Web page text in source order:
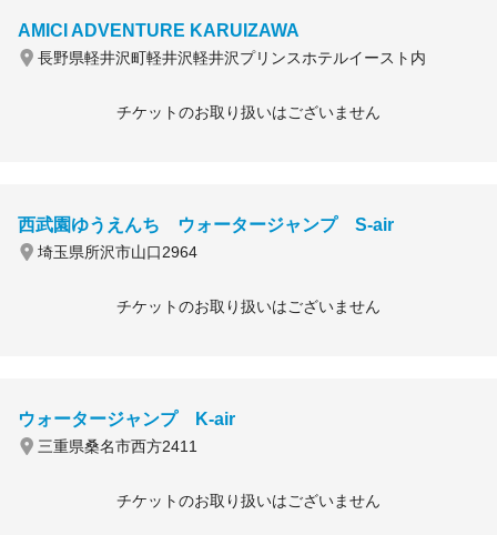
AMICI ADVENTURE KARUIZAWA
長野県軽井沢町軽井沢軽井沢プリンスホテルイースト内
チケットのお取り扱いはございません
西武園ゆうえんち ウォータージャンプ S-air
埼玉県所沢市山口2964
チケットのお取り扱いはございません
ウォータージャンプ K-air
三重県桑名市西方2411
チケットのお取り扱いはございません